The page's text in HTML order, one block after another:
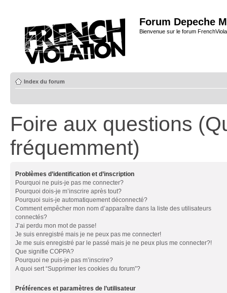
Forum Depeche
Bienvenue sur le forum
Index du forum
Foire aux questions
fréquemment)
Problèmes d’identification et d’inscription
Pourquoi ne puis-je pas me connecter?
Pourquoi dois-je m’inscrire après tout?
Pourquoi suis-je automatiquement déconnecté?
Comment empêcher mon nom d’apparaître dans la liste des utilisateurs
connectés?
J’ai perdu mon mot de passe!
Je suis enregistré mais je ne peux pas me connecter!
Je me suis enregistré par le passé mais je ne peux plus me connecter?!
Que signifie COPPA?
Pourquoi ne puis-je pas m’inscrire?
A quoi sert “Supprimer les cookies du forum”?
Préférences et paramètres de l’utilisateur